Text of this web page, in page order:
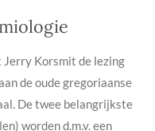
Jerry Korsmit de lezing
de oude gregoriaanse
De twee belangrijkste
worden d.m.v. een